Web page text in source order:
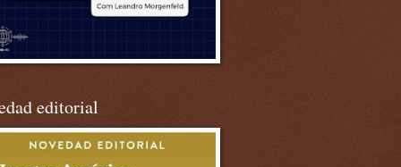
editorial